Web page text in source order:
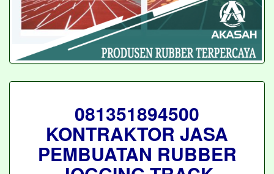
081351894500
KONTRAKTOR JASA
PEMBUATAN RUBBER